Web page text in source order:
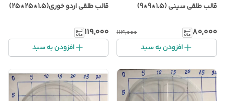
قالب طلقی سینی (1.5*9*9)
۸۰٬۰۰۰ ۱۱۴٬۰۰۰
افزودن به سبد
قالب طلقی اردو خوری(1.5*25*25)
۱۱۹٬۰۰۰
افزودن به سبد